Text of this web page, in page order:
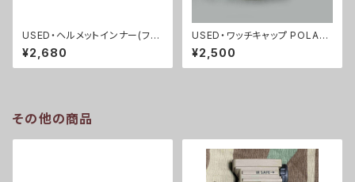
USED・ヘルメットインナー(フリ
ッツヘルメット)HEADBAND PA
SGT HELMET(A0078)
¥2,680
USED・ワッチキャップ POLAR
TEC・USMC コヨーテ フリース
(A0061)
¥2,500
その他の商品